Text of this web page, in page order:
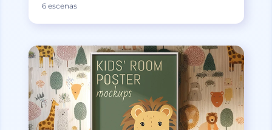
6 escenas